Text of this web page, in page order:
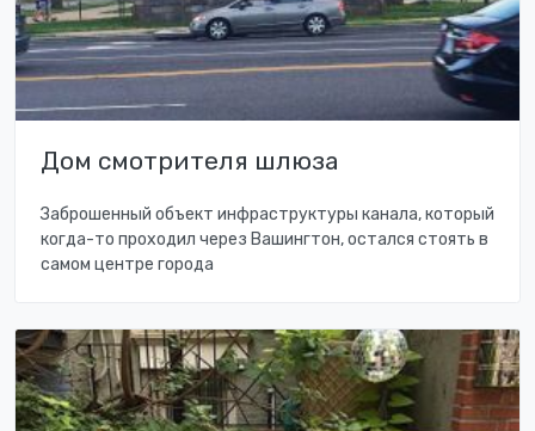
Дом смотрителя шлюза
Заброшенный объект инфраструктуры канала, который
когда-то проходил через Вашингтон, остался стоять в
самом центре города